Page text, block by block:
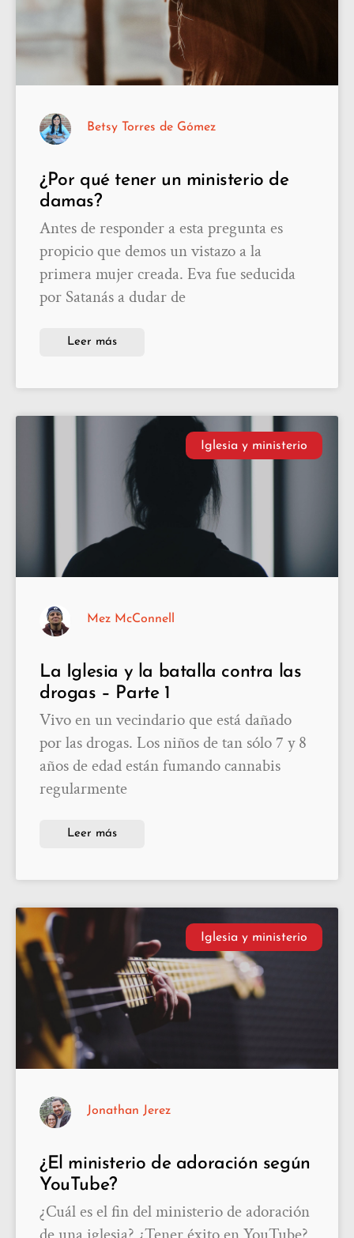
¿Por qué tener un ministerio de
damas?
Antes de responder a esta pregunta es
propicio que demos un vistazo a la
primera mujer creada. Eva fue seducida
por Satanás a dudar de
Leer más
Betsy Torres de Gómez
Iglesia y ministerio
La Iglesia y la batalla contra las
drogas – Parte 1
Vivo en un vecindario que está dañado
por las drogas. Los niños de tan sólo 7 y 8
años de edad están fumando cannabis
regularmente
Leer más
Mez McConnell
Iglesia y ministerio
¿El ministerio de adoración según
YouTube?
¿Cuál es el fin del ministerio de adoración
Jonathan Jerez